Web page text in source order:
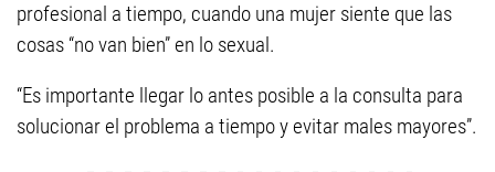
profesional a tiempo, cuando una mujer siente que las
cosas “no van bien” en lo sexual.
“Es importante llegar lo antes posible a la consulta para
solucionar el problema a tiempo y evitar males mayores”.